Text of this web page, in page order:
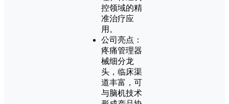
控领域的精
准治疗应
用。
公司亮点：
疼痛管理器
械细分龙
头，临床渠
道丰富，可
与脑机技术